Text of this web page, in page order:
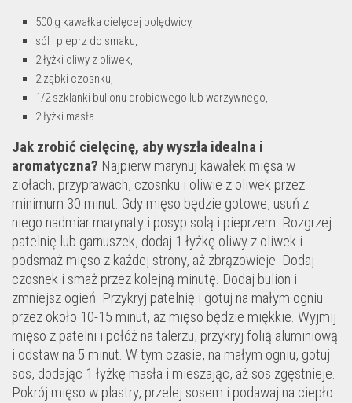
500 g kawałka cielęcej polędwicy,
sól i pieprz do smaku,
2 łyżki oliwy z oliwek,
2 ząbki czosnku,
1/2 szklanki bulionu drobiowego lub warzywnego,
2 łyżki masła
Jak zrobić cielęcinę, aby wyszła idealna i
aromatyczna? Najpierw marynuj kawałek mięsa w
ziołach, przyprawach, czosnku i oliwie z oliwek przez
minimum 30 minut. Gdy mięso będzie gotowe, usuń z
niego nadmiar marynaty i posyp solą i pieprzem. Rozgrzej
patelnię lub garnuszek, dodaj 1 łyżkę oliwy z oliwek i
podsmaż mięso z każdej strony, aż zbrązowieje. Dodaj
czosnek i smaż przez kolejną minutę. Dodaj bulion i
zmniejsz ogień. Przykryj patelnię i gotuj na małym ogniu
przez około 10-15 minut, aż mięso będzie miękkie. Wyjmij
mięso z patelni i połóż na talerzu, przykryj folią aluminiową
i odstaw na 5 minut. W tym czasie, na małym ogniu, gotuj
sos, dodając 1 łyżkę masła i mieszając, aż sos zgęstnieje.
Pokrój mięso w plastry, przelej sosem i podawaj na ciepło.